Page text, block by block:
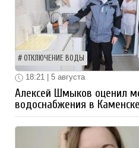
ОТКЛЮЧЕНИЕ ВОДЫ
18:21 | 5 августа
Алексей Шмыков оценил
водоснабжения в